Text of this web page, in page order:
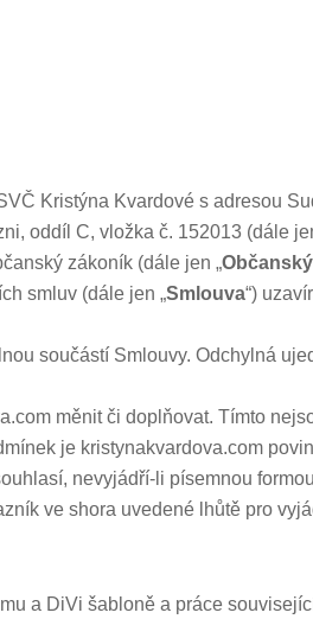
Kristýna Kvardové s adresou
oddíl C, vložka č. 152013 (dále
zákoník (dále jen „
smluv (dále jen „Smlouva“)
součástí Smlouvy. Odchylná
měnit či doplňovat. Tímto
je kristynakvardova.com
nevyjádří-li písemnou
ve shora uvedené lhůtě pro
a DiVi šabloně a práce